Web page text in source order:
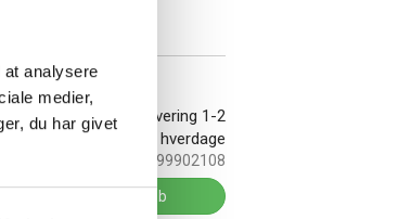
analysere
medier,
du har givet
På lager:
Levering 1-2
hverdage
O1999902108
Køb